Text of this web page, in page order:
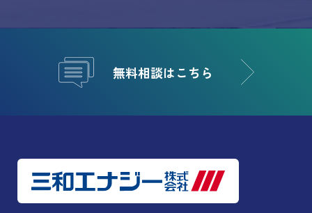
無料相談はこちら